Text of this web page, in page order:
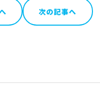
次の記事へ